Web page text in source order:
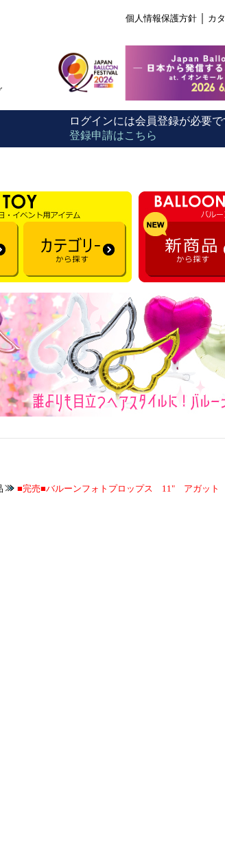
個人情報保護方針 カ
ログインには会員登録が必要で
登録申請はこちら
■完売■バルーンフォトプロップス 11" アガット